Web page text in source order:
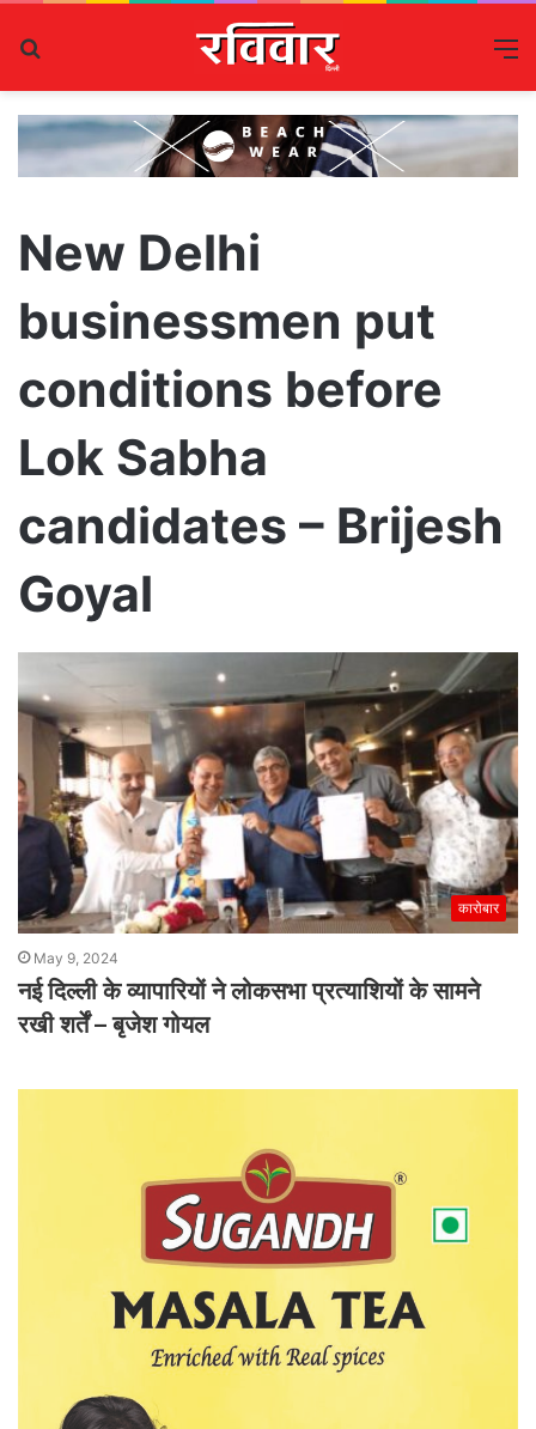
New Delhi
businessmen put
conditions before
Lok Sabha
candidates – Brijesh
Goyal
कारोबार
May 9, 2024
नई दिल्ली के व्यापारियों ने लोकसभा प्रत्याशियों के सामने
रखी शर्तें – बृजेश गोयल